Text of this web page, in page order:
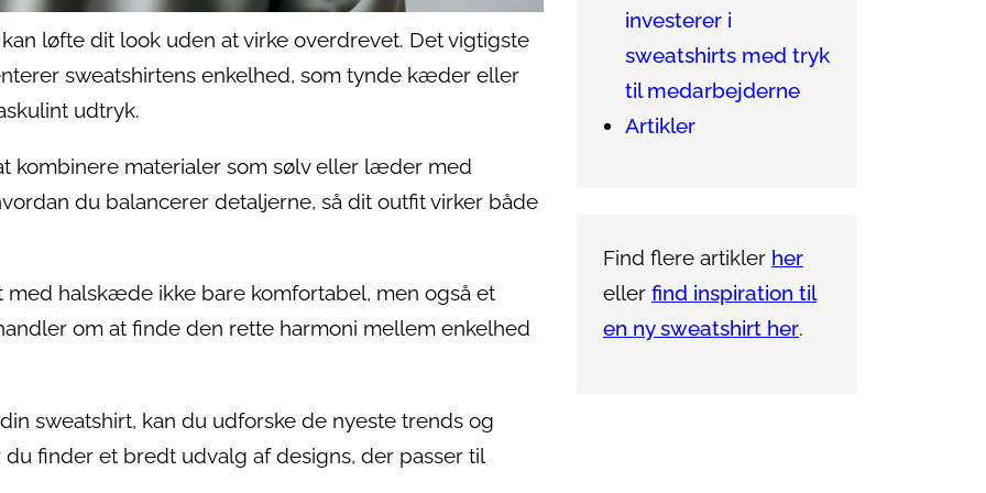
løfte dit look uden at virke overdrevet. Det vigtigste
sweatshirtens enkelhed, som tynde kæder eller
udtryk.
kombinere materialer som sølv eller læder med
du balancerer detaljerne, så dit outfit virker både
halskæde ikke bare komfortabel, men også et
om at finde den rette harmoni mellem enkelhed
sweatshirt, kan du udforske de nyeste trends og
du finder et bredt udvalg af designs, der passer til
investerer i
sweatshirts med tryk
til medarbejderne
Artikler
Find flere artikler her
eller find inspiration til
en ny sweatshirt her.